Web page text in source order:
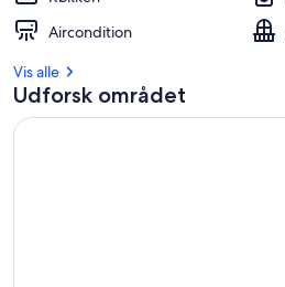
Aircondition
Vis alle
Udforsk området